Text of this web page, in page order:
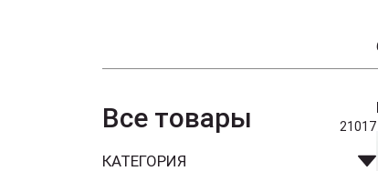
Все товары 21017
КАТЕГОРИЯ